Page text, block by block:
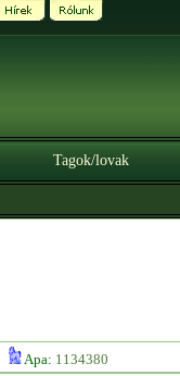
Tagok/lovak
Apa: 1134380